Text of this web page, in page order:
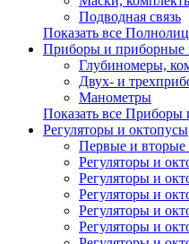
Подводная связь
Показать все
Приборы и приборные
Глубиномеры,
Двух- и
Манометры
Показать все Приборы
Регуляторы и октопусы
Первые и вторые
Регуляторы и
Регуляторы и
Регуляторы и
Регуляторы и
Регуляторы и